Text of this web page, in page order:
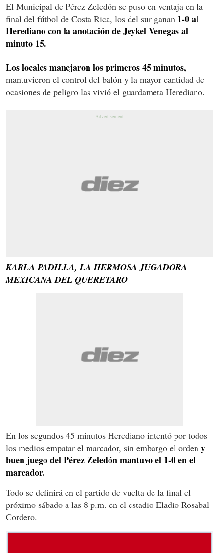
El Municipal de Pérez Zeledón se puso en ventaja en la
final del fútbol de Costa Rica, los del sur ganan 1-0 al
Herediano con la anotación de Jeykel Venegas al
minuto 15.
Los locales manejaron los primeros 45 minutos,
mantuvieron el control del balón y la mayor cantidad de
ocasiones de peligro las vivió el guardameta Herediano.
KARLA PADILLA, LA HERMOSA JUGADORA
MEXICANA DEL QUERETARO
En los segundos 45 minutos Herediano intentó por todos
los medios empatar el marcador, sin embargo el orden y
buen juego del Pérez Zeledón mantuvo el 1-0 en el
marcador.
Todo se definirá en el partido de vuelta de la final el
próximo sábado a las 8 p.m. en el estadio Eladio Rosabal
Cordero.